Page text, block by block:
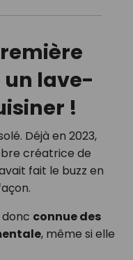
un lave-
!
Déjà en 2023,
créatrice de
fait le buzz en
donc connue des
, même si elle